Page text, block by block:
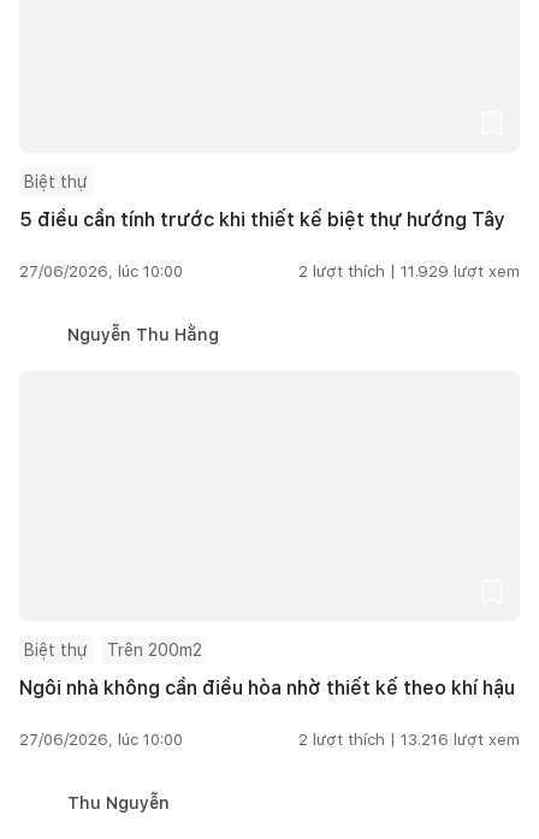
Biệt thự
5 điều cần tính trước khi thiết kế biệt thự hướng Tây
27/06/2026, lúc 10:00 2 lượt thích | 11.929 lượt xem
Nguyễn Thu Hằng
Biệt thự Trên 200m2
Ngôi nhà không cần điều hòa nhờ thiết kế theo khí hậu
27/06/2026, lúc 10:00 2 lượt thích | 13.216 lượt xem
Thu Nguyễn